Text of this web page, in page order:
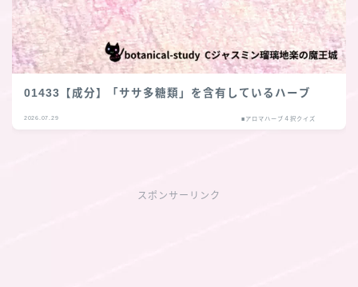
01433【成分】「ササ多糖類」を含有しているハーブ
2026.07.29 ■アロマハーブ４択クイズ
スポンサーリンク